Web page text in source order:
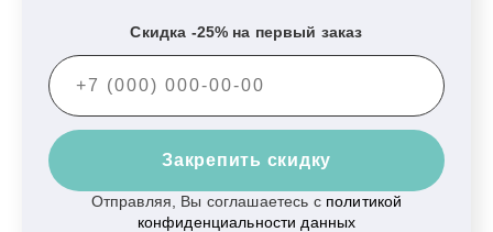
Скидка -25% на первый заказ
Закрепить скидку
Отправляя, Вы соглашаетесь с политикой
конфиденциальности данных